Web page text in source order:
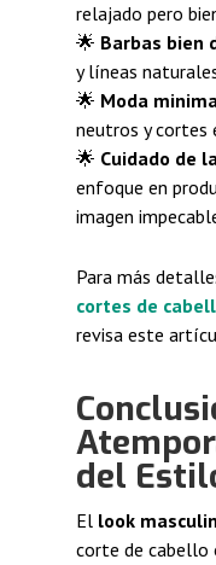
relajado pero
🌟 Barbas bien
y líneas
🌟 Moda
neutros y cortes
🌟 Cuidado de
enfoque en
imagen
Para más
cortes de
revisa este
del
El look
corte de cabello